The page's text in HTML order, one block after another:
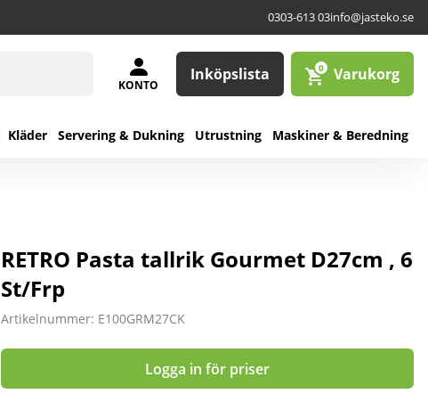
0303-613 03info@jasteko.se
KONTO
Inköpslista 0 Varukorg
Kläder Servering & Dukning Utrustning Maskiner & Beredning
RETRO Pasta tallrik Gourmet D27cm , 6
St/Frp
Artikelnummer: E100GRM27CK
Logga in för priser